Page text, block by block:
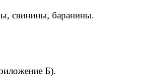
свинины, баранины.
Б).